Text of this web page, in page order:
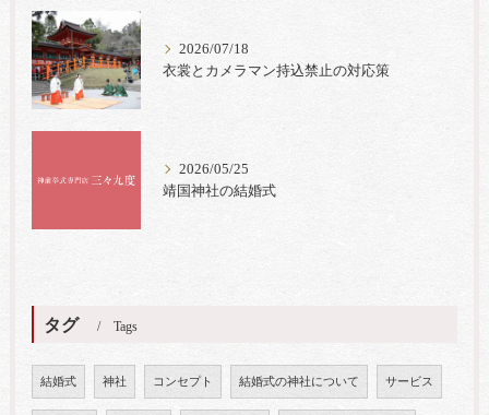
2026/07/18
衣裳とカメラマン持込禁止の対応策
2026/05/25
靖国神社の結婚式
タグ Tags
結婚式 神社 コンセプト 結婚式の神社について サービス